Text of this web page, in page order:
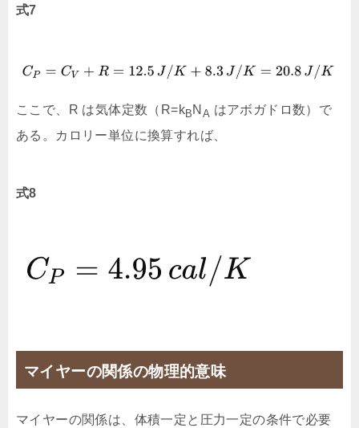
式7
ここで、R は気体定数（R=kB N A ​ はアボガドロ数）で
ある。カロリー単位に換算すれば、
式8
マイヤーの関係の物理的意味
マイヤーの関係は、体積一定と圧力一定の条件で必要